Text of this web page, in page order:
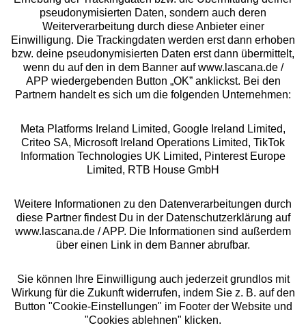
Unsere Apps
Gratis Versand ab50 €
pseudonymisierten Daten, sondern auch deren
Weiterverarbeitung durch diese Anbieter einer
Einwilligung. Die Trackingdaten werden erst dann erhoben
bzw. deine pseudonymisierten Daten erst dann übermittelt,
wenn du auf den in dem Banner auf www.lascana.de /
APP wiedergebenden Button „OK” anklickst. Bei den
Partnern handelt es sich um die folgenden Unternehmen:
Meta Platforms Ireland Limited, Google Ireland Limited,
Criteo SA, Microsoft Ireland Operations Limited, TikTok
Information Technologies UK Limited, Pinterest Europe
Limited, RTB House GmbH
Weitere Informationen zu den Datenverarbeitungen durch
diese Partner findest Du in der Datenschutzerklärung auf
www.lascana.de / APP. Die Informationen sind außerdem
über einen Link in dem Banner abrufbar.
Sie können Ihre Einwilligung auch jederzeit grundlos mit
Wirkung für die Zukunft widerrufen, indem Sie z. B. auf den
Button "Cookie-Einstellungen" im Footer der Website und
"Cookies ablehnen" klicken.